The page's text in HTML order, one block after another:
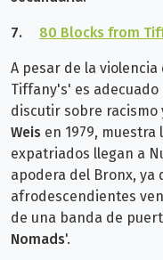
7. 80 Blocks from
A pesar de la violencia
Tiffany's' es
discutir sobre
Weis en 1979, muestra
expatriados llegan a
apodera del Bronx, ya
afrodescendientes
de una banda de
Nomads'.